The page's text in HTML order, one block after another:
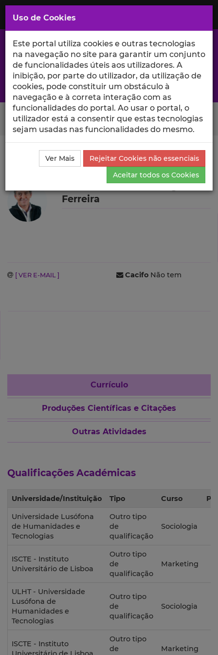
Saltar
para
Conteúdo
Principal
A excelência da investigação e ciência no Iscte
Search Button
Ciência_Iscte Autores
Paulo Alexandre Rodrigues
Currículo
Paulo Alexandre Rodrigues
Ferreira
[ VER E-MAIL ] Cacifo Não tem
Currículo
Produções Científicas e Citações
Outras Atividades
Qualificações Académicas
Universidade/Instituição Tipo Curso
Universidade Lusófona
de Humanidades e
Tecnologias
Outro tipo
de
qualificação
Sociologia
ISCTE - Instituto
Universitário de Lisboa
Outro tipo
de
qualificação
Marketing
ULHT - Universidade
Lusófona de
Humanidades e
Tecnologias
Outro tipo
de
qualificação
Sociologia
ISCTE - Instituto
Outro tipo
de
Marketing
Uso de Cookies
Este portal utiliza cookies e outras tecnologias
na navegação no site para garantir um conjunto
de funcionalidades úteis aos utilizadores. A
inibição, por parte do utilizador, da utilização de
cookies, pode constituir um obstáculo à
navegação e à correta interação com as
funcionalidades do portal. Ao usar o portal, o
utilizador está a consentir que estas tecnologias
sejam usadas nas funcionalidades do mesmo.
Ver Mais
Rejeitar Cookies não essenciais
Aceitar todos os Cookies